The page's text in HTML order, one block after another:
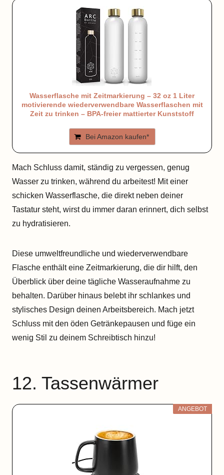
Wasserflasche mit Zeitmarkierung – 32 oz 1 Liter
motivierende wiederverwendbare Wasserflaschen mit
Zeit zu trinken – BPA-freier mattierter Kunststoff
Bei Amazon kaufen*
Mach Schluss damit, ständig zu vergessen, genug
Wasser zu trinken, während du arbeitest! Mit einer
schicken Wasserflasche, die direkt neben deiner
Tastatur steht, wirst du immer daran erinnert, dich selbst
zu hydratisieren.
Diese umweltfreundliche und wiederverwendbare
Flasche enthält eine Zeitmarkierung, die dir hilft, den
Überblick über deine tägliche Wasseraufnahme zu
behalten. Darüber hinaus belebt ihr schlankes und
stylisches Design deinen Arbeitsbereich. Mach jetzt
Schluss mit den öden Getränkepausen und füge ein
wenig Stil zu deinem Schreibtisch hinzu!
12. Tassenwärmer
ANGEBOT